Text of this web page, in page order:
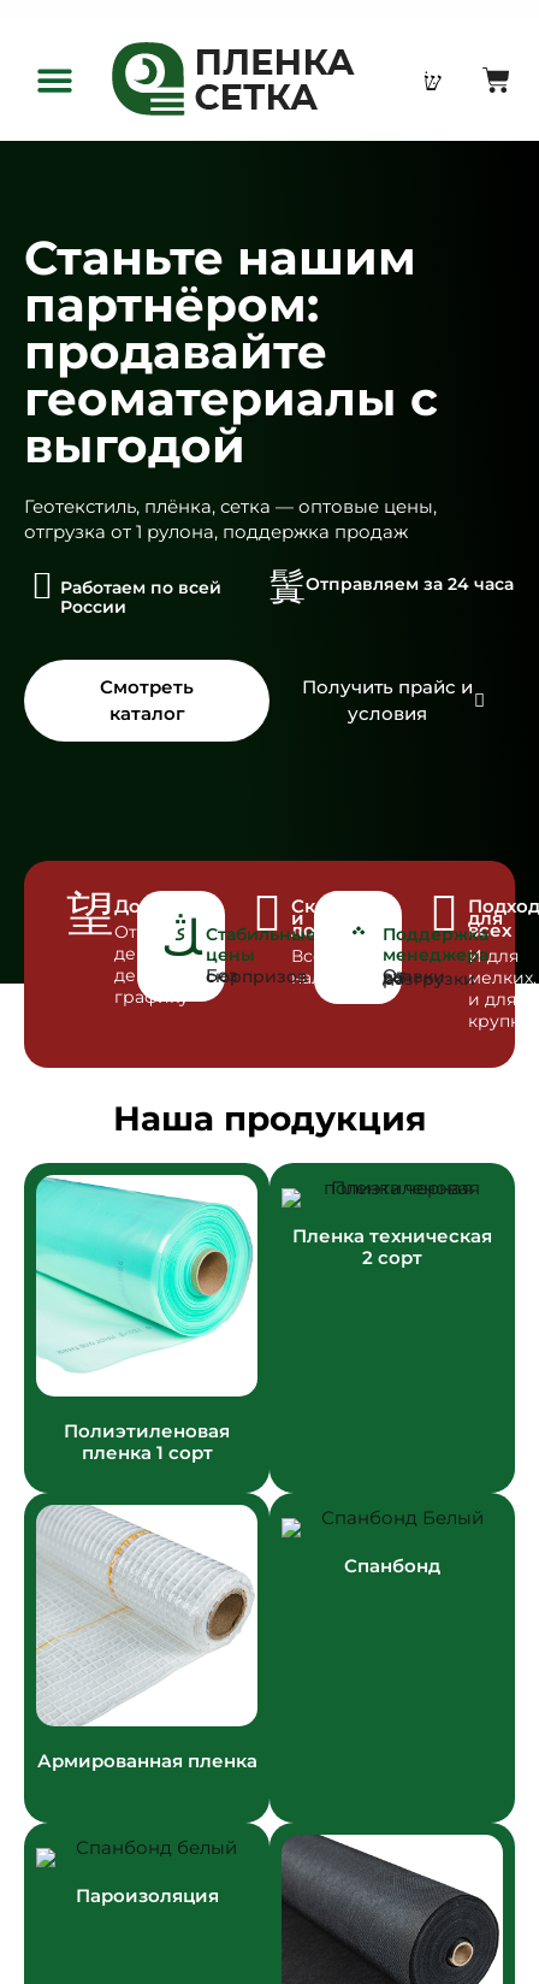
Станьте нашим
партнёром:
продавайте
геоматериалы с
выгодой
Геотекстиль, плёнка, сетка — оптовые цены,
отгрузка от 1 рулона, поддержка продаж
Работаем по всей
России
Отправляем за 24 часа
Смотреть
каталог
Получить прайс и
условия
Доставка
Отгрузка
день в
день по
графику
Стабильные
цены
Без сюрпризов
Склад
и
логистика
Всё в
наличии
Поддержка
менеджера
От заявки до разгрузки
для
всех
И для
мелких,
и для
Наша продукция
Полиэтиленовая
пленка 1 сорт
Пленка техническая
2 сорт
Армированная пленка
Спанбонд
Пароизоляция